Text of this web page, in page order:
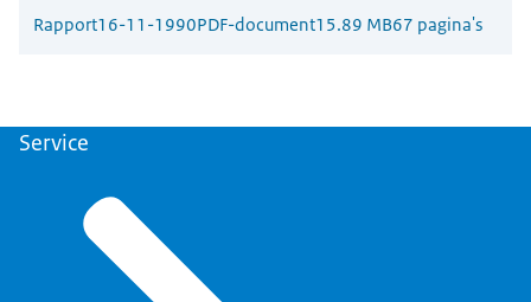
Rapport16-11-1990PDF-document15.89 MB67 pagina's
Service